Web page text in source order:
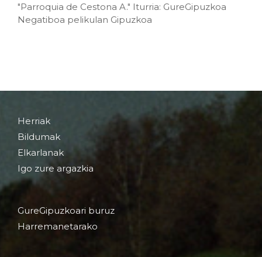
"Parroquia de Cestona A." Iturria: GureGipuzkoa
Negatiboa pelikulan Gipuzkoa
Herriak
Bildumak
Elkarlanak
Igo zure argazkia
GureGipuzkoari buruz
Harremanetarako